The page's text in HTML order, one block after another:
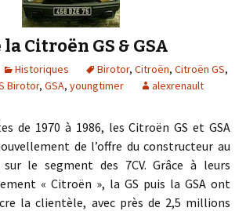
Citroën GS & GSA
Historiques Birotor, Citroën, Citroën GS,
Birotor, GSA, youngtimer alexrenault
à 1986, les Citroën GS et GSA
de l’offre du constructeur au
le segment des 7CV. Grâce à leurs
« Citroën », la GS puis la GSA ont
la clientèle, avec près de 2,5 millions